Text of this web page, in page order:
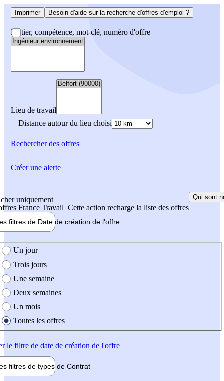
Imprimer Besoin d'aide sur la recherche d'offres d'emploi ?
Métier, compétence, mot-clé, numéro d'offre
Lieu de travail
Distance autour du lieu choisi
Rechercherdes offres
uniquement
France Travail Cette action recharge la liste des offres
Qui sont
filtres de Date de création de l'offre
création de l'offre
Un jour
Trois jours
Une semaine
Deux semaines
Un mois
Toutes les offres
le filtre de date de création de l'offre
filtres de types de Contrat
Créer une alerte